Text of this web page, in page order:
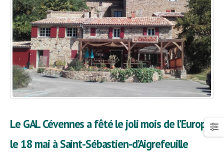
Le GAL Cévennes a fêté le joli mois de l’Europe
le 18 mai à Saint-Sébastien-d’Aigrefeuille